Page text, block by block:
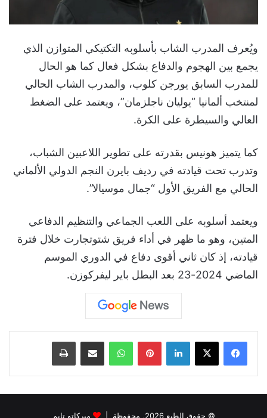
ويُعرف المدرب الشاب بأسلوبه التكتيكي المتوازن الذي
يجمع بين الهجوم والدفاع بشكل فعال كما هو الحال
للمدرب السابق يورجن كلوب، والمدرب الشاب الحالي
لمنتخب ألمانيا “يوليان ناجلزمان”، ويعتمد على الضغط
العالي والسيطرة على الكرة.
كما يتميز هونيس بقدرته على تطوير اللاعبين الشباب،
وتدرب تحت قيادته في رديف بايرن النجم الدولي الألماني
الحالي مع الفريق الأول “جمال موسيالا”.
ويعتمد أسلوبه على اللعب الجماعي والتنظيم الدفاعي
المتين، وهو ما ظهر في أداء فريق شتوتجارت خلال فترة
قيادته، إذ كان ثاني أقوى دفاع في الدوري الموسم
الماضي 2024-23 بعد البطل باير ليفركوزن.
لينكدإن بينتيريست واتساب
© حقوق الطبع 2026, محفوظة | ميركاتو تايم